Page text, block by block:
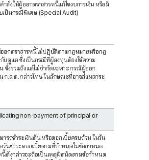
ำสั่งให้ผู้ออกตราสารหนี้แก้ไขงบการเงิน หรือมี
เป็นกรณีพิเศษ (Special Audit)
อกตราสารหนี้ไม่ปฏิบัติตามกฎหมายหรือกฎ
บดูแล ซึ่งเป็นกรณีที่ผู้ลงทุนต้องใช้ความ
ซึ่งรวมถึงแต่ไม่จำกัดเฉพาะ กรณีผู้ออก
ก.ล.ต. กล่าวโทษ ในลักษณะที่อาจส่งผลกระ
non-payment of principal or
ารถชำระเงินต้น หรือดอกเบี้ยครบถ้วน ในวัน
วันชำระดอกเบี้ยตามที่กำหนดในข้อกำหนด
นี้ดังกล่าวจะถือเป็นเหตุผิดนัดตามข้อกำหนด